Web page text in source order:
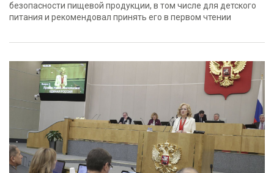
безопасности пищевой продукции, в том числе для детского
питания и рекомендовал принять его в первом чтении